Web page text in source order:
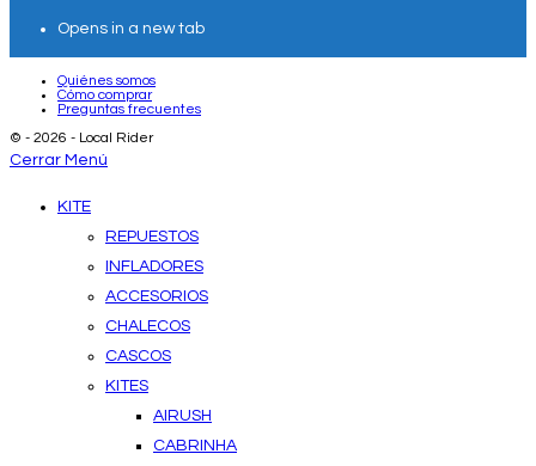
Opens in a new tab
Quiénes somos
Cómo comprar
Preguntas frecuentes
© - 2026 - Local Rider
Cerrar Menú
KITE
REPUESTOS
INFLADORES
ACCESORIOS
CHALECOS
CASCOS
KITES
AIRUSH
CABRINHA